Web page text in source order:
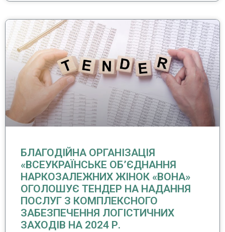
БЛАГОДІЙНА ОРГАНІЗАЦІЯ
«ВСЕУКРАЇНСЬКЕ ОБ’ЄДНАННЯ
НАРКОЗАЛЕЖНИХ ЖІНОК «ВОНА»
ОГОЛОШУЄ ТЕНДЕР НА НАДАННЯ
ПОСЛУГ З КОМПЛЕКСНОГО
ЗАБЕЗПЕЧЕННЯ ЛОГІСТИЧНИХ
ЗАХОДІВ НА 2024 Р.